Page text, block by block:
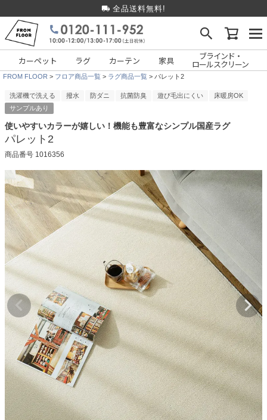
全品送料無料!
カーペット ラグ カーテン 家具 ブラインド・
ロールスクリーン
FROM FLOOR フロア商品一覧 ラグ商品一覧 パレット2
洗濯機で洗える 撥水 防ダニ 抗菌防臭 遊び毛出にくい
床暖房OK
サンプルあり
使いやすいカラーが嬉しい！機能も豊富なシンプル国産ラグ
パレット2
商品番号 1016356